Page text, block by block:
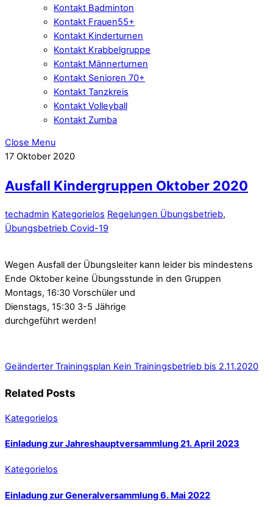
Kontakt Badminton
Kontakt Frauen55+
Kontakt Kinderturnen
Kontakt Krabbelgruppe
Kontakt Männerturnen
Kontakt Senioren 70+
Kontakt Tanzkreis
Kontakt Volleyball
Kontakt Zumba
Close Menu
17 Oktober 2020
Ausfall Kindergruppen Oktober 2020
techadmin Kategorielos Regelungen Übungsbetrieb,
Übungsbetrieb Covid-19
Wegen Ausfall der Übungsleiter kann leider bis mindestens
Ende Oktober keine Übungsstunde in den Gruppen
Montags, 16:30 Vorschüler und
Dienstags, 15:30 3-5 Jährige
durchgeführt werden!
Geänderter Trainingsplan Kein Trainingsbetrieb bis 2.11.2020
Related Posts
Kategorielos
Einladung zur Jahreshauptversammlung 21. April 2023
Kategorielos
Einladung zur Generalversammlung 6. Mai 2022